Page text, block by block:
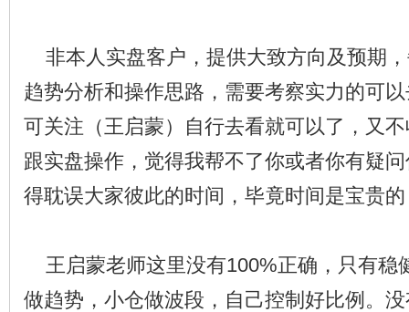
非本人实盘客户，提供大致方向及预期
趋势分析和操作思路，需要考察实力的可
可关注（王启蒙）自行去看就可以了，又
跟实盘操作，觉得我帮不了你或者你有疑
得耽误大家彼此的时间，毕竟时间是宝贵
王启蒙老师这里没有100%正确，只有稳
做趋势，小仓做波段，自己控制好比例。